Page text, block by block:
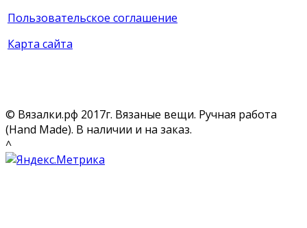
Пользовательское соглашение
Карта сайта
© Вязалки.рф 2017г. Вязаные вещи. Ручная работа
(Hand Made). В наличии и на заказ.
^